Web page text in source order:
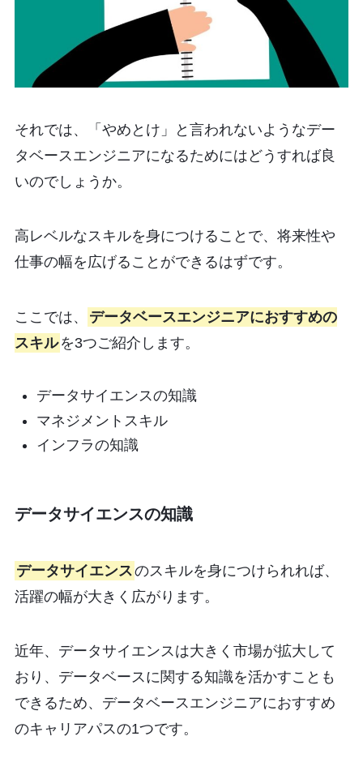
それでは、「やめとけ」と言われないようなデー
タベースエンジニアになるためにはどうすれば良
いのでしょうか。
高レベルなスキルを身につけることで、将来性や
仕事の幅を広げることができるはずです。
ここでは、
データベースエンジニアにおすすめの
スキル を3つご紹介します。
データサイエンスの知識
マネジメントスキル
インフラの知識
データサイエンスの知識
データサイエンスのスキルを身につけられれば、
活躍の幅が大きく広がります。
近年、データサイエンスは大きく市場が拡大して
おり、データベースに関する知識を活かすことも
できるため、データベースエンジニアにおすすめ
のキャリアパスの1つです。